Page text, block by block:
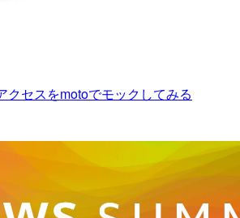
クセスをmotoでモックしてみる